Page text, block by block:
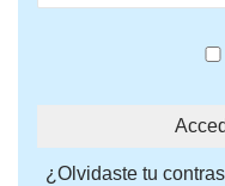
¿Olvidaste tu